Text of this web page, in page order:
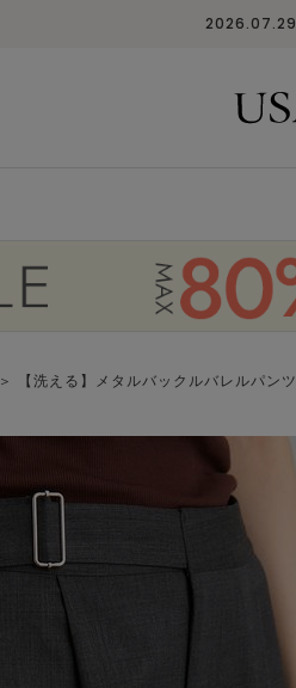
2026.07.29
＞ 【洗える】メタルバックルバレルパンツ